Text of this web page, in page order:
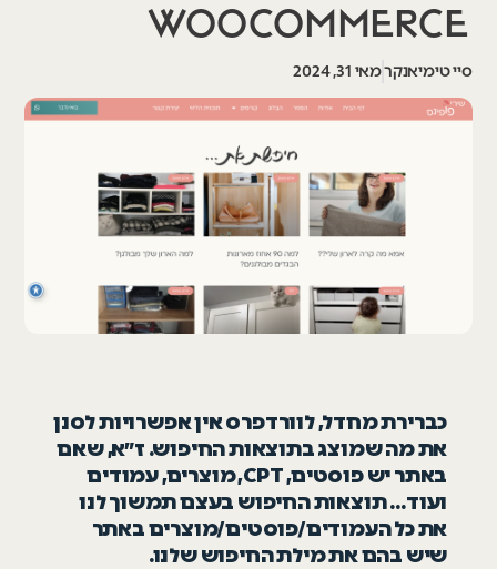
WooCommerce
סיי טימיאנקרמאי 31, 2024
כברירת מחדל, לוורדפרס אין אפשרויות לסנן
את מה שמוצג בתוצאות החיפוש. ז״א, שאם
באתר יש פוסטים, CPT, מוצרים, עמודים
ועוד… תוצאות החיפוש בעצם תמשוך לנו
את כל העמודים/פוסטים/מוצרים באתר
שיש בהם את מילת החיפוש שלנו.